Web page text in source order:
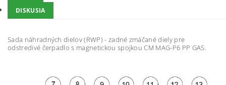
DISKUSIA
Sada náhradných dielov (RWP) - zadné zmáčané diely pre
odstredivé čerpadlo s magnetickou spojkouCM MAG-P6 PP GAS.